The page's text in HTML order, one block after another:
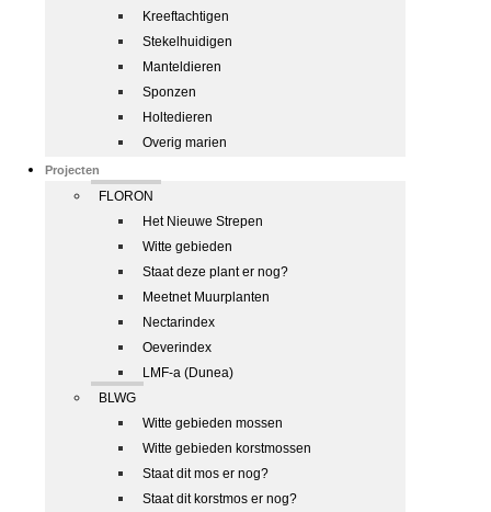
Kreeftachtigen
Stekelhuidigen
Manteldieren
Sponzen
Holtedieren
Overig marien
Projecten
FLORON
Het Nieuwe Strepen
Witte gebieden
Staat deze plant er nog?
Meetnet Muurplanten
Nectarindex
Oeverindex
LMF-a (Dunea)
BLWG
Witte gebieden mossen
Witte gebieden korstmossen
Staat dit mos er nog?
Staat dit korstmos er nog?